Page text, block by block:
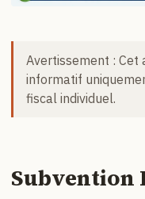
Avertissement :
informatif
fiscal individuel.
Subvention